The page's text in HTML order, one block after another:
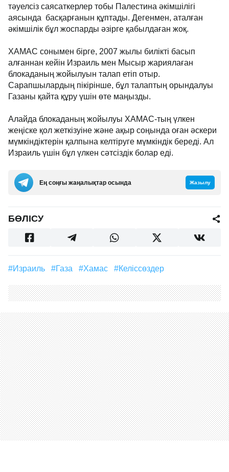
тәуелсіз саясаткерлер тобы Палестина әкімшілігі
аясында басқарғанын құптады. Дегенмен, аталған
әкімшілік бұл жоспарды әзірге қабылдаған жоқ.
ХАМАС сонымен бірге, 2007 жылы билікті басып
алғаннан кейін Израиль мен Мысыр жариялаған
блокаданың жойылуын талап етіп отыр.
Сарапшылардың пікірінше, бұл талаптың орындалуы
Газаны қайта құру үшін өте маңызды.
Алайда блокаданың жойылуы ХАМАС-тың үлкен
жеңіске қол жеткізуіне және ақыр соңында оған әскери
мүмкіндіктерін қалпына келтіруге мүмкіндік береді. Ал
Израиль үшін бұл үлкен сәтсіздік болар еді.
Ең соңғы жаңалықтар осында Жазылу
БӨЛІСУ
#Израиль #Газа #Хамас #келіссөздер